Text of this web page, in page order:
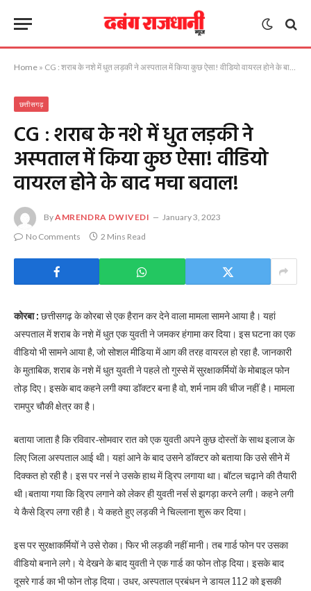
Home » CG : शराब के नशे में धुत लड़की ने अस्पताल में किया कुछ ऐसा! वीडियो वायरल होने के बाद मचा बवाल!
छत्तीसगढ़
CG : शराब के नशे में धुत लड़की ने
अस्पताल में किया कुछ ऐसा! वीडियो
वायरल होने के बाद मचा बवाल!
ByAMRENDRA DWIVEDI
January 3, 2023
No Comments
2 Mins Read
कोरबा : छत्तीसगढ़ के कोरबा से एक हैरान कर देने वाला मामला सामने आया है। यहां
अस्पताल में शराब के नशे में धुत एक युवती ने जमकर हंगामा कर दिया। इस घटना का एक
वीडियो भी सामने आया है, जो सोशल मीडिया में आग की तरह वायरल हो रहा है. जानकारी
के मुताबिक, शराब के नशे में धुत युवती ने पहले तो गुस्से में सुरक्षाकर्मियों के मोबाइल फोन
तोड़ दिए। इसके बाद कहने लगी क्या डॉक्टर बना है वो, शर्म नाम की चीज नहीं है। मामला
रामपुर चौकी क्षेत्र का है।
बताया जाता है कि रविवार-सोमवार रात को एक युवती अपने कुछ दोस्तों के साथ इलाज के
लिए जिला अस्पताल आई थी। यहां आने के बाद उसने डॉक्टर को बताया कि उसे सीने में
दिक्कत हो रही है। इस पर नर्स ने उसके हाथ में ड्रिप लगाया था। बॉटल चढ़ाने की तैयारी
थी।बताया गया कि ड्रिप लगाने को लेकर ही युवती नर्स से झगड़ा करने लगी। कहने लगी
ये कैसे ड्रिप लगा रही है। ये कहते हुए लड़की ने चिल्लाना शुरू कर दिया।
इस पर सुरक्षाकर्मियों ने उसे रोका। फिर भी लड़की नहीं मानी। तब गार्ड फोन पर उसका
वीडियो बनाने लगे। ये देखने के बाद युवती ने एक गार्ड का फोन तोड़ दिया। इसके बाद
दूसरे गार्ड का भी फोन तोड़ दिया। उधर, अस्पताल प्रबंधन ने डायल 112 को इसकी